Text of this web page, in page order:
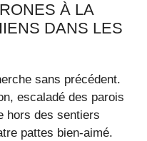
À LA
DANS LES
sans précédent.
escaladé des parois
hors des sentiers
pattes bien-aimé.